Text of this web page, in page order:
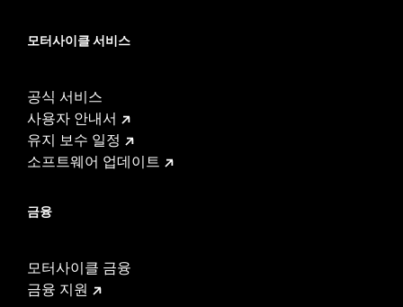
모터사이클 서비스
공식 서비스
사용자 안내서
유지 보수 일정
소프트웨어 업데이트
금융
모터사이클 금융
금융 지원